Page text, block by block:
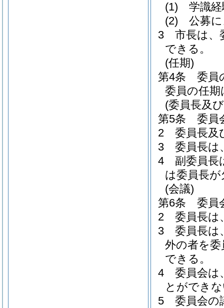
(1)
学識
(2)
公募
3
市長は、
できる。
(任期)
第4条
委員
委員の任
(委員長及
第5条
委員
2
委員長及
3
委員長は
4
副委員長
は委員長
(会議)
第6条
委員
2
委員長は
3
委員長は
外の者を
できる。
4
委員会は
とができ
5
委員会の